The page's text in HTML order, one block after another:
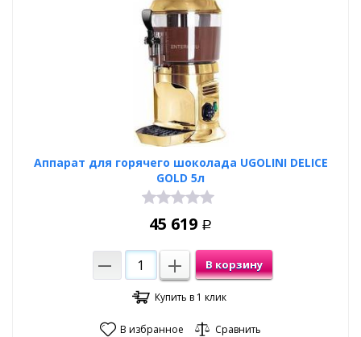
Аппарат для горячего шоколада UGOLINI DELICE
GOLD 5л
45 619 Р
В корзину
Купить в 1 клик
В избранное Сравнить